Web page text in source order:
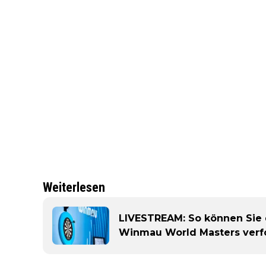
Weiterlesen
LIVESTREAM: So können
Winmau World Masters